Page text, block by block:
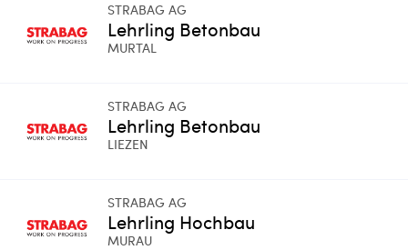
STRABAG AG
Lehrling Betonbau
MURTAL
STRABAG AG
Lehrling Betonbau
LIEZEN
STRABAG AG
Lehrling Hochbau
MURAU